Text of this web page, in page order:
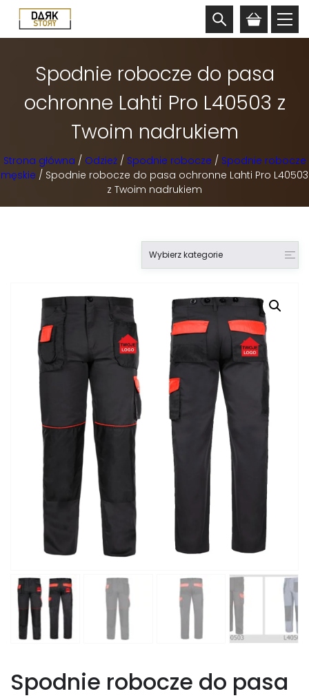
Spodnie robocze do pasa
ochronne Lahti Pro L40503 z
Twoim nadrukiem
Strona główna / Odzież/ Spodnie robocze / Spodnie robocze
męskie / Spodnie robocze do pasa ochronne Lahti Pro L40503
z Twoim nadrukiem
Wybierz kategorie
Spodnie robocze do pasa